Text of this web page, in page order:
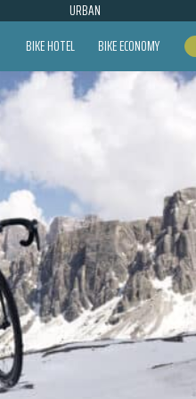
URBAN
BIKE HOTEL BIKE ECONOMY